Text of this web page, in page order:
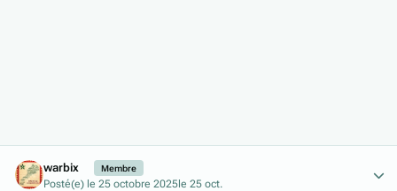
warbix Membre
Posté(e) le 25 octobre 2025le 25 oct.